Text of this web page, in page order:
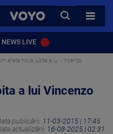
VOYO
CAUTA
TOATE
NEWS LIVE
arata noua iubita a lui Vincenzo
a lui Vincenzo
publicării: 11-03-2015 | 17:45
actualizării: 16-08-2025 | 02:31